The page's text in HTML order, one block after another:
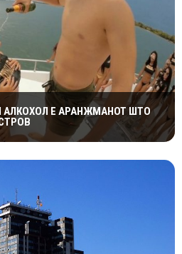
АЛКОХОЛ Е АРАНЖМАНОТ ШТО